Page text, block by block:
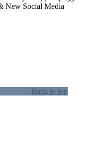
New Social Media
Back to top